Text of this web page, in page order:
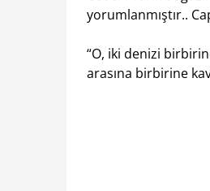
yorumlanmıştır..
“O, iki denizi
arasına birbirine